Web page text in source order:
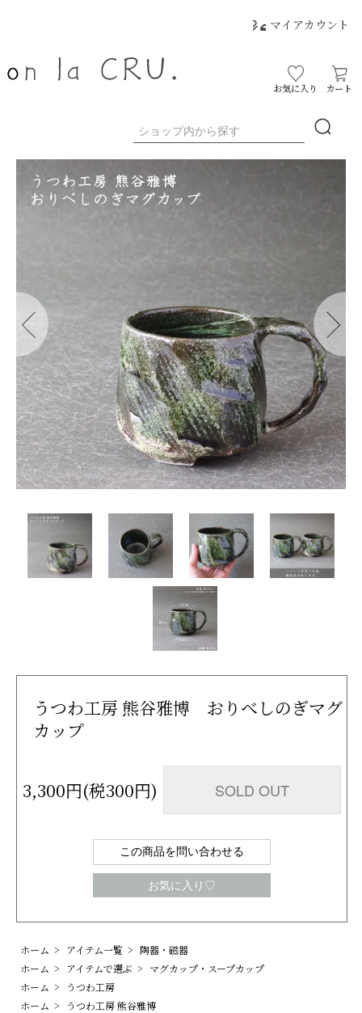
マイアカウント
お気に入り カート
うつわ工房 熊谷雅博 おりべしのぎマグ
カップ
3,300円(税300円) SOLD OUT
この商品を問い合わせる
お気に入り♡
ホーム > アイテム一覧 > 陶器・磁器
ホーム > アイテムで選ぶ > マグカップ・スープカップ
ホーム >
うつわ工房
ホーム > うつわ工房 熊谷雅博